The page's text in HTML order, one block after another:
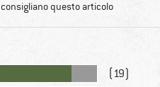
consigliano questo articolo
(19)